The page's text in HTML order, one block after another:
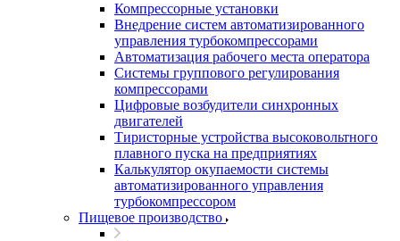
Компрессорные установки
Внедрение систем автоматизированного
управления турбокомпрессорами
Автоматизация рабочего места оператора
Системы группового регулирования
компрессорами
Цифровые возбудители синхронных
двигателей
Тиристорные устройства высоковольтного
плавного пуска на предприятиях
Калькулятор окупаемости системы
автоматизированного управления
турбокомпрессором
Пищевое производство